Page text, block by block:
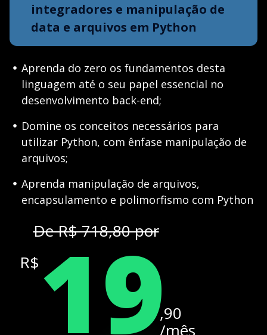
integradores e manipulação de
data e arquivos em Python
Aprenda do zero os fundamentos desta
linguagem até o seu papel essencial no
desenvolvimento back-end;
Domine os conceitos necessários para
utilizar Python, com ênfase manipulação de
arquivos;
Aprenda manipulação de arquivos,
encapsulamento e polimorfismo com Python
De R$ 718,80 por
R$ 19,90
/mês